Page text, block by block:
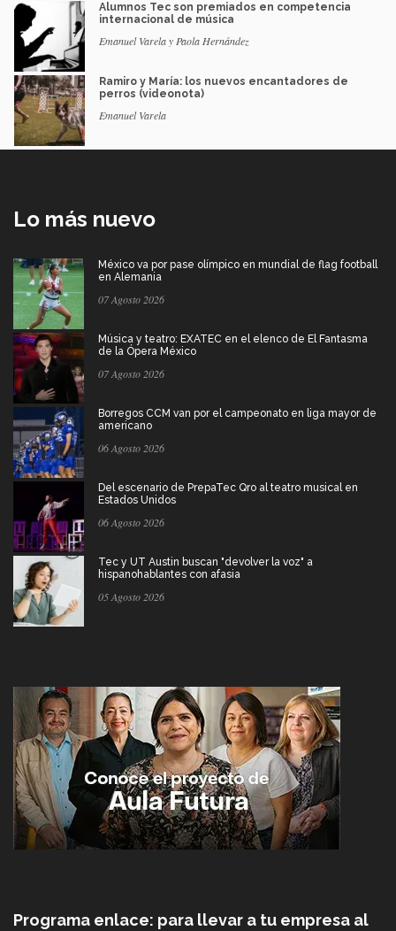
Alumnos Tec son premiados en competencia
internacional de música
Emanuel Varela y Paola Hernández
Ramiro y María: los nuevos encantadores de
perros (videonota)
Emanuel Varela
Lo más nuevo
México va por pase olímpico en mundial de flag football
en Alemania
07 Agosto 2026
Música y teatro: EXATEC en el elenco de El Fantasma
de la Ópera México
07 Agosto 2026
Borregos CCM van por el campeonato en liga mayor de
americano
06 Agosto 2026
Del escenario de PrepaTec Qro al teatro musical en
Estados Unidos
06 Agosto 2026
Tec y UT Austin buscan "devolver la voz" a
hispanohablantes con afasia
05 Agosto 2026
Programa enlace: para llevar a tu empresa al